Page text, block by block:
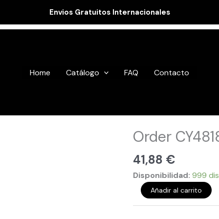
Envios Gratuitos Internacionales
Home Catálogo FAQ Contacto
Order
41,88 €
Disponibilidad: 999
CY48182
cantidad
Añadir al carrito